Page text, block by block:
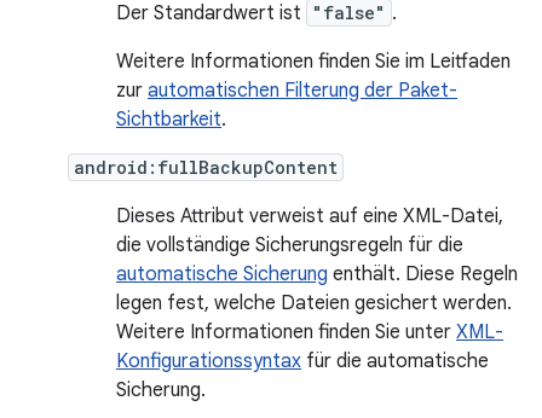
Der Standardwert ist
"false" .
Weitere Informationen finden Sie im Leitfaden
zur automatischen Filterung der Paket-
Sichtbarkeit.
android:fullBackupContent
Dieses Attribut verweist auf eine XML-Datei,
die vollständige Sicherungsregeln für die
automatische Sicherung enthält. Diese Regeln
legen fest, welche Dateien gesichert werden.
Weitere Informationen finden Sie unter XML-
Konfigurationssyntax für die automatische
Sicherung.